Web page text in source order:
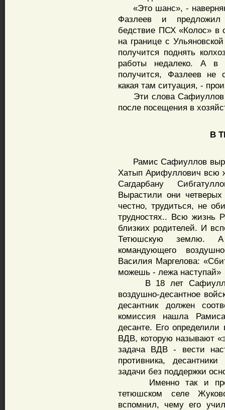
«Это шанс», -
Фазлеев и предложил
бедствие ПСХ «Колос» в
на границе с
получится поднять
работы недалеко. А
получится, Фазлеев не
какая там ситуация, -
Эти слова Сафиуллов
после посещения в
В
Рамис Сафиуллов
Хатып Арифуллович всю
Сагдарбану
Вырастили они
честно, трудиться, не
трудностях.. Всю жизнь
близких родителей. И
Тетюшскую землю. А
командующего
Василия Маргелова:
можешь - лежа наступай»
В 18 лет
воздушно-десантное
десантник должен
комиссия нашла
десанте. Его определили
ВДВ, которую называют
задача ВДВ - вести
противника,
задачи без поддержки
Именно так и
тетюшском селе
вспомнил, чему его